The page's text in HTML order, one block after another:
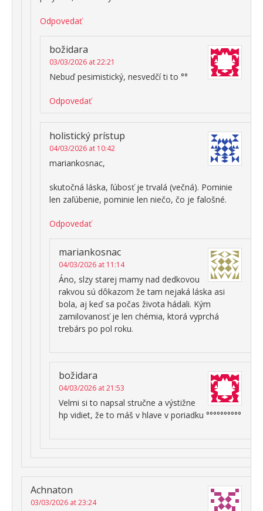
Odpovedať
božidara
03/03/2026 at 22:21
Nebuď pesimistický, nesvedčí ti to °°
Odpovedať
holistický prístup
04/03/2026 at 10:42
mariankosnac,
skutočná láska, ľúbosť je trvalá (večná). Pominie
len zaľúbenie, pominie len niečo, čo je falošné.
Odpovedať
mariankosnac
04/03/2026 at 11:14
Áno, slzy starej mamy nad dedkovou
rakvou sú dôkazom že tam nejaká láska asi
bola, aj keď sa počas života hádali. Kým
zamilovanosť je len chémia, ktorá vyprchá
trebárs po pol roku.
božidara
04/03/2026 at 21:53
Velmi si to napsal stručne a výstižne
hp vidiet, že to máš v hlave v poriadku °°°°°°°°°°
Achnaton
03/03/2026 at 23:24